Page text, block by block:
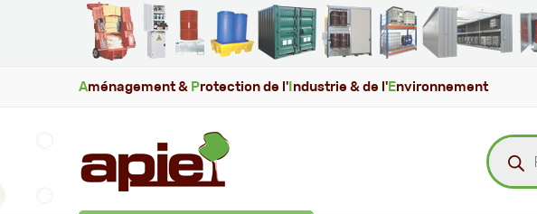
Aménagement & Protection de l' ndustrie & de l' Environnement
de
produits